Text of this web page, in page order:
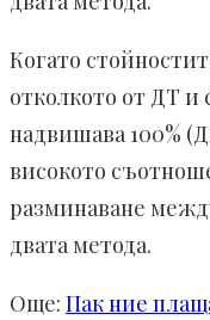
Когато
отколкото от ДТ
надвишава 100%
високото
разминаване
двата метода.
Още: Пак ние